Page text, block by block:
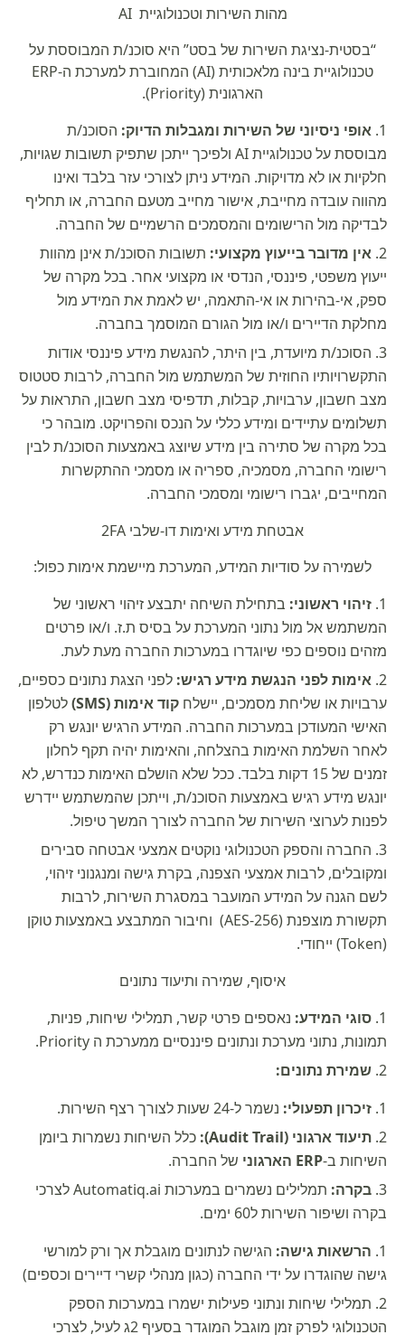
מהות השירות וטכנולוגיית AI
“בסטית-נציגת השירות של בסט” היא סוכנ/ת המבוססת על
טכנולוגיית בינה מלאכותית (AI) המחוברת למערכת ה-ERP
הארגונית (Priority).
אופי ניסיוני של השירות ומגבלות הדיוק: הסוכנ/ת
מבוססת על טכנולוגיית AI ולפיכך ייתכן שתפיק תשובות שגויות,
חלקיות או לא מדויקות. המידע ניתן לצורכי עזר בלבד ואינו
מהווה עובדה מחייבת, אישור מחייב מטעם החברה, או תחליף
לבדיקה מול הרישומים והמסמכים הרשמיים של החברה.
אין מדובר בייעוץ מקצועי: תשובות הסוכנ/ת אינן מהוות
ייעוץ משפטי, פיננסי, הנדסי או מקצועי אחר. בכל מקרה של
ספק, אי-בהירות או אי-התאמה, יש לאמת את המידע מול
מחלקת הדיירים ו/או מול הגורם המוסמך בחברה.
הסוכנ/ת מיועדת, בין היתר, להנגשת מידע פיננסי אודות
התקשרויותיו החוזית של המשתמש מול החברה, לרבות סטטוס
מצב חשבון, ערבויות, קבלות, תדפיסי מצב חשבון, התראות על
תשלומים עתיידים ומידע כללי על הנכס והפרויקט. מובהר כי
בכל מקרה של סתירה בין מידע שיוצג באמצעות הסוכנ/ת לבין
רישומי החברה, מסמכיה, ספריה או מסמכי ההתקשרות
המחייבים, יגברו רישומי ומסמכי החברה.
אבטחת מידע ואימות דו-שלבי 2FA
לשמירה על סודיות המידע, המערכת מיישמת אימות כפול:
זיהוי ראשוני: בתחילת השיחה יתבצע זיהוי ראשוני של
המשתמש אל מול נתוני המערכת על בסיס ת.ז. ו/או פרטים
מזהים נוספים כפי שיוגדרו במערכות החברה מעת לעת.
אימות לפני הנגשת מידע רגיש: לפני הצגת נתונים כספיים,
ערבויות או שליחת מסמכים, יישלח קוד אימות (SMS)
לטלפון
האישי המעודכן במערכות החברה. המידע הרגיש יונגש רק
לאחר השלמת האימות בהצלחה, והאימות יהיה תקף לחלון
זמנים של 15 דקות בלבד. ככל שלא הושלם האימות כנדרש, לא
יונגש מידע רגיש באמצעות הסוכנ/ת, וייתכן שהמשתמש יידרש
לפנות לערוצי השירות של החברה לצורך המשך טיפול.
החברה והספק הטכנולוגי נוקטים אמצעי אבטחה סבירים
ומקובלים, לרבות אמצעי הצפנה, בקרת גישה ומנגנוני זיהוי,
לשם הגנה על המידע המועבר במסגרת השירות, לרבות
תקשורת מוצפנת (AES-256) וחיבור המתבצע באמצעות טוקן
(Token) ייחודי.
איסוף, שמירה ותיעוד נתונים
סוגי המידע: נאספים פרטי קשר, תמלילי שיחות, פניות,
תמונות, נתוני מערכת ונתונים פיננסיים ממערכת ה Priority.
שמירת נתונים:
זיכרון תפעולי: נשמר ל-24 שעות לצורך רצף השירות.
תיעוד ארגוני (Audit Trail):
כלל השיחות נשמרות ביומן
השיחות ב-ERP הארגוני
של החברה.
בקרה:
תמלילים נשמרים במערכות Automatiq.ai לצרכי
בקרה ושיפור השירות ל60 ימים.
הרשאות גישה: הגישה לנתונים מוגבלת אך ורק למורשי
גישה שהוגדרו על ידי החברה (כגון מנהלי קשרי דיירים וכספים)
תמלילי שיחות ונתוני פעילות ישמרו במערכות הספק
הטכנולוגי לפרק זמן מוגבל המוגדר בסעיף 2ג לעיל, לצרכי